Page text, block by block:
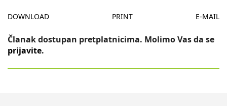
DOWNLOAD PRINT E-MAIL
Članak dostupan pretplatnicima. Molimo Vas da se
prijavite.